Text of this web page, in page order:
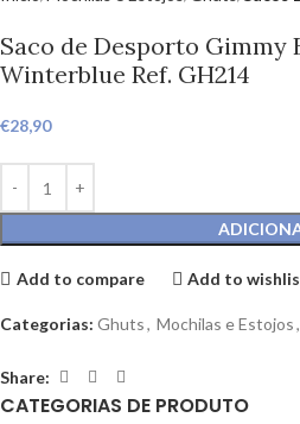
Saco de Desporto Gimmy
Winterblue Ref. GH214
€28,90
Add to compare Add to
Categorias: Ghuts, Mochilas e Estojos,
Share:
CATEGORIAS DE PRODUTO